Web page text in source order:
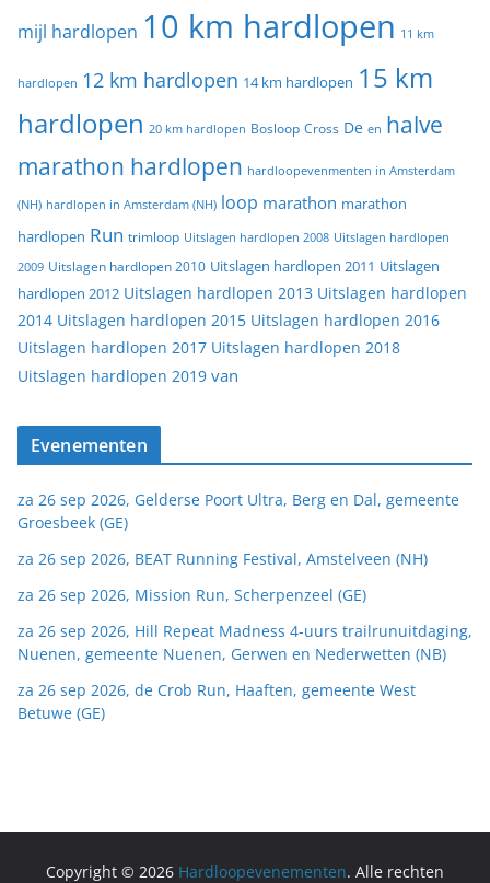
mijl hardlopen 10 km hardlopen 11 km
hardlopen 12 km hardlopen 14 km hardlopen 15 km
hardlopen 20 km hardlopen Bosloop Cross De en halve
marathon hardlopen hardloopevenmenten in Amsterdam
(NH) hardlopen in Amsterdam (NH) loop marathon marathon
hardlopen Run trimloop Uitslagen hardlopen 2008 Uitslagen hardlopen
2009 Uitslagen hardlopen 2010 Uitslagen hardlopen 2011 Uitslagen
hardlopen 2012 Uitslagen hardlopen 2013 Uitslagen hardlopen
2014 Uitslagen hardlopen 2015 Uitslagen hardlopen 2016
Uitslagen hardlopen 2017 Uitslagen hardlopen 2018
Uitslagen hardlopen 2019 van
Evenementen
za 26 sep 2026, Gelderse Poort Ultra, Berg en Dal, gemeente
Groesbeek (GE)
za 26 sep 2026, BEAT Running Festival, Amstelveen (NH)
za 26 sep 2026, Mission Run, Scherpenzeel (GE)
za 26 sep 2026, Hill Repeat Madness 4-uurs trailrunuitdaging,
Nuenen, gemeente Nuenen, Gerwen en Nederwetten (NB)
za 26 sep 2026, de Crob Run, Haaften, gemeente West
Betuwe (GE)
Copyright © 2026 Hardloopevenementen. Alle rechten